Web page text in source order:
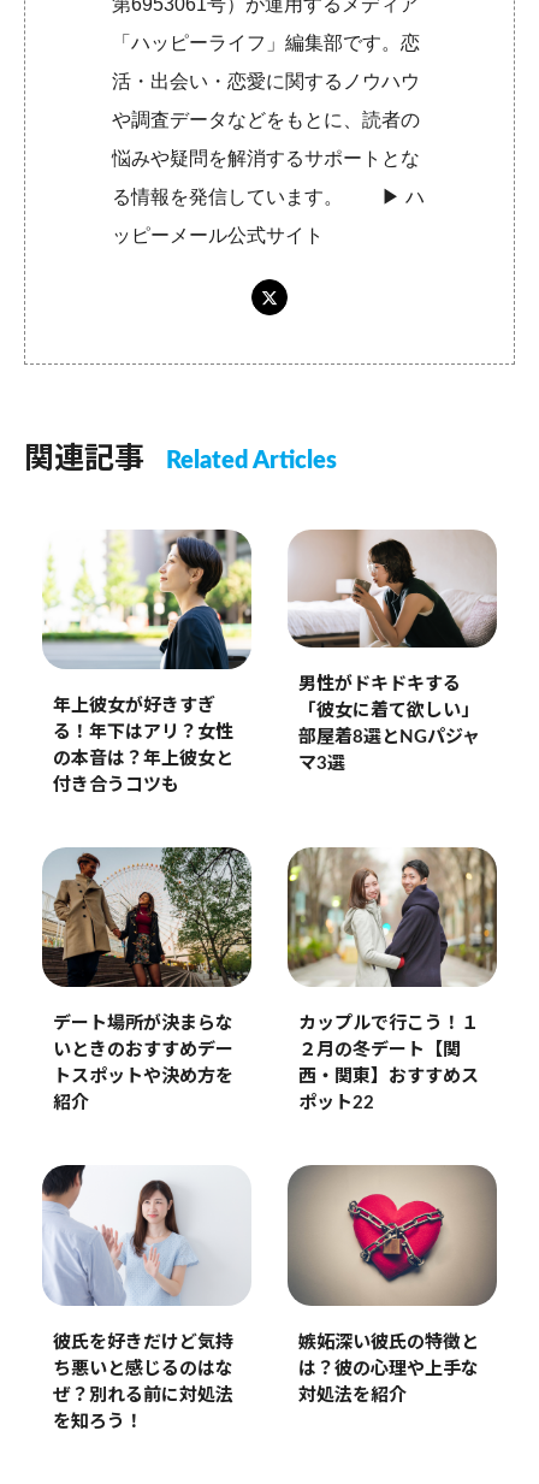
第6953061号）が運用するメディア
「ハッピーライフ」編集部です。恋
活・出会い・恋愛に関するノウハウ
や調査データなどをもとに、読者の
悩みや疑問を解消するサポートとな
る情報を発信しています。 ▶︎ハ
ッピーメール公式サイト
関連記事 Related Articles
年上彼女が好きすぎ
る！年下はアリ？女性
の本音は？年上彼女と
付き合うコツも
男性がドキドキする
「彼女に着て欲しい」
部屋着8選とNGパジャ
マ3選
デート場所が決まらな
いときのおすすめデー
トスポットや決め方を
紹介
カップルで行こう！１
２月の冬デート【関
西・関東】おすすめス
ポット22
彼氏を好きだけど気持
ち悪いと感じるのはな
ぜ？別れる前に対処法
を知ろう！
嫉妬深い彼氏の特徴と
は？彼の心理や上手な
対処法を紹介